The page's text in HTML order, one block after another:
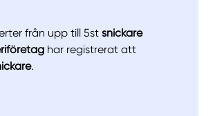
från upp till 5st snickare
har registrerat att
.